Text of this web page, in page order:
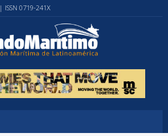
| ISSN 0719-241X